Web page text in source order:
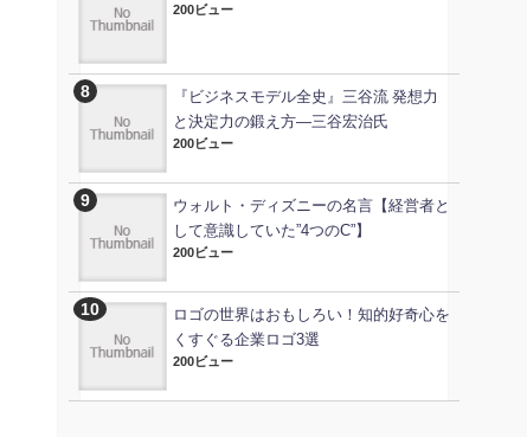
200ビュー
『ビジネスモデル全史』三谷流 発想力
と決定力の鍛え方―三谷宏治氏
200ビュー
ウォルト・ディズニーの名言【経営者と
して意識していた”4つのC”】
200ビュー
ロゴの世界はおもしろい！知的好奇心を
くすぐる企業ロゴ3選
200ビュー